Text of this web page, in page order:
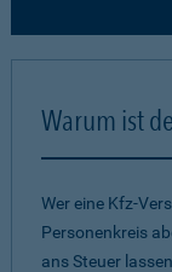
Warum ist
Wer eine Kfz-
Personenkreis
ans Steuer